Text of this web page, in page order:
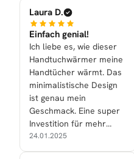
Laura D.
Einfach genial!
Ich liebe es, wie dieser
Handtuchwärmer meine
Handtücher wärmt. Das
minimalistische Design
ist genau mein
Geschmack. Eine super
Investition für mehr
Komfort.
24.01.2025